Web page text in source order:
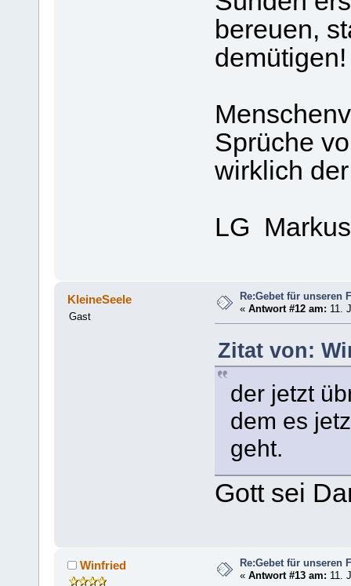
bereuen,
demütigen!
Sprüche
wirklich
LG Markus
KleineSeele
Gast
Re:Gebet für unseren
«Antwort #12 am: 11.
Zitat von:
der jetzt
dem es
geht.
Gott sei
Winfried
Re:Gebet für unseren
«Antwort #13 am: 11.